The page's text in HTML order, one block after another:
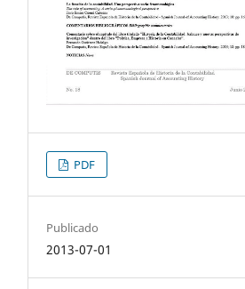
PDF
Publicado
2013-07-01